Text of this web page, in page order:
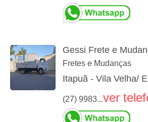
Gessi Frete e
Fretes e Mudanças
Itapuã - Vila Velha/
(27) 9983...ver